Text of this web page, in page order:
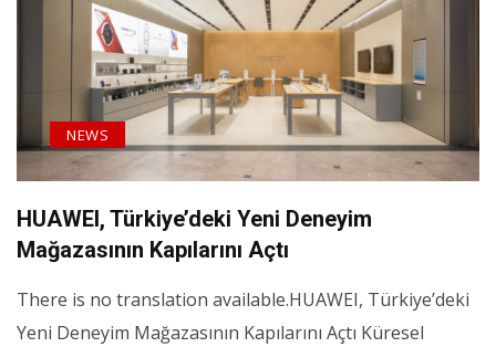
NEWS
HUAWEI, Türkiye’deki Yeni Deneyim
Mağazasının Kapılarını Açtı
There is no translation available.HUAWEI, Türkiye’deki
Yeni Deneyim Mağazasının Kapılarını Açtı Küresel